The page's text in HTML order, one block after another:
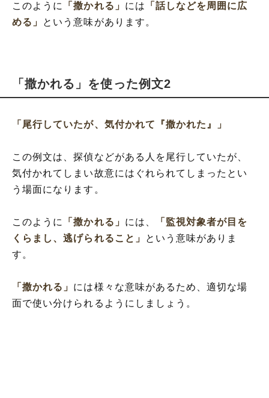
このように 「撒かれる」 には
「話しなどを周囲に広
める」
という意味があります。
「撒かれる」を使った例文2
「尾行していたが、気付かれて『撒かれた』」
この例文は、探偵などがある人を尾行していたが、
気付かれてしまい故意にはぐれられてしまったとい
う場面になります。
このように 「撒かれる」 には、
「監視対象者が目を
くらまし、逃げられること」
という意味がありま
す。
「撒かれる」 には様々な意味があるため、適切な場
面で使い分けられるようにしましょう。